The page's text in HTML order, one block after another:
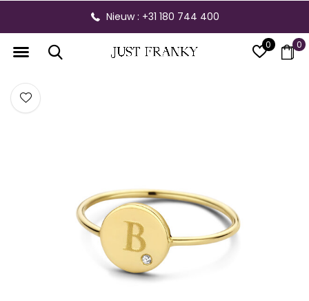
0 0
Nieuw : +31 180 744 400